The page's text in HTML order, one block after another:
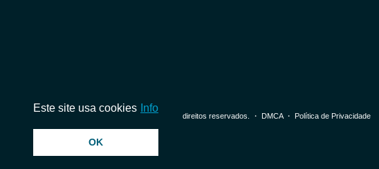
© 2026 InstantAudio. Todos os direitos reservados. ・ DMCA・ Política de Privacidade
Este site usa cookies Info
OK